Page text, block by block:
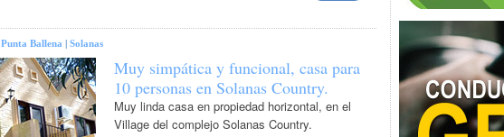
Punta Ballena Solanas
Muy simpática y funcional, casa para
10 personas en Solanas Country.
Muy linda casa en propiedad horizontal, en el
Village del complejo Solanas Country.